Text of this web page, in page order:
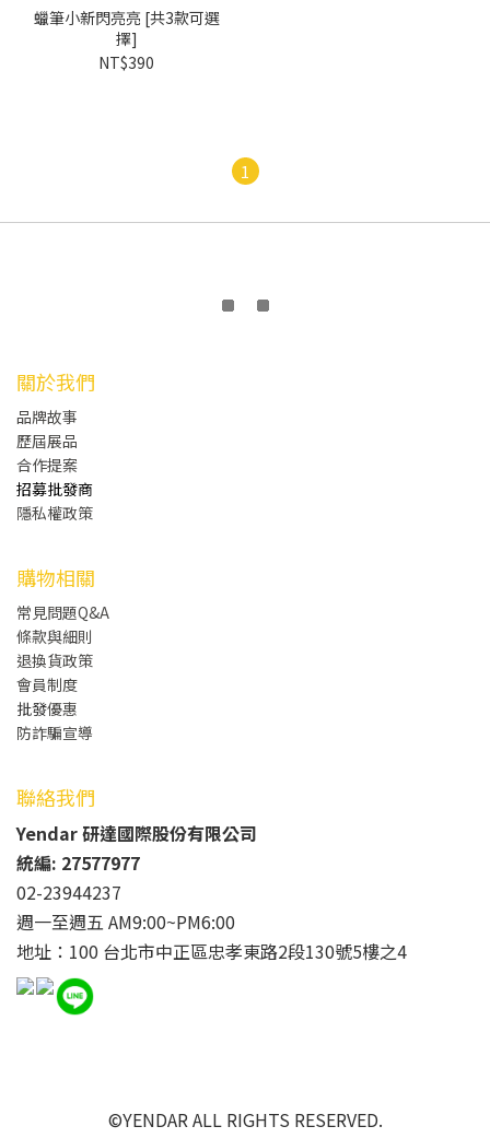
蠟筆小新閃亮亮 [共3款可選
擇]
NT$390
1
關於我們
品牌故事
歷屆展品
合作提案
招募批發商
隱私權政策
購物相關
常見問題Q&A
條款與細則
退換貨政策
會員制度
批發優惠
防詐騙宣導
聯絡我們
Yendar 研達國際股份有限公司
統編: 27577977
02-23944237
週一至週五 AM9:00~PM6:00
地址：100 台北市中正區忠孝東路2段130號5樓之4
©YENDAR ALL RIGHTS RESERVED.